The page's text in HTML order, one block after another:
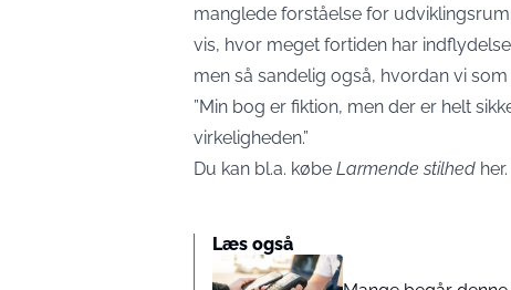
manglede forståelse for
vis, hvor meget fortiden har
men så sandelig også, hvordan vi
”Min bog er fiktion, men der er helt
virkeligheden.”
Du kan bl.a. købe Larmende stilhed her.
Læs også